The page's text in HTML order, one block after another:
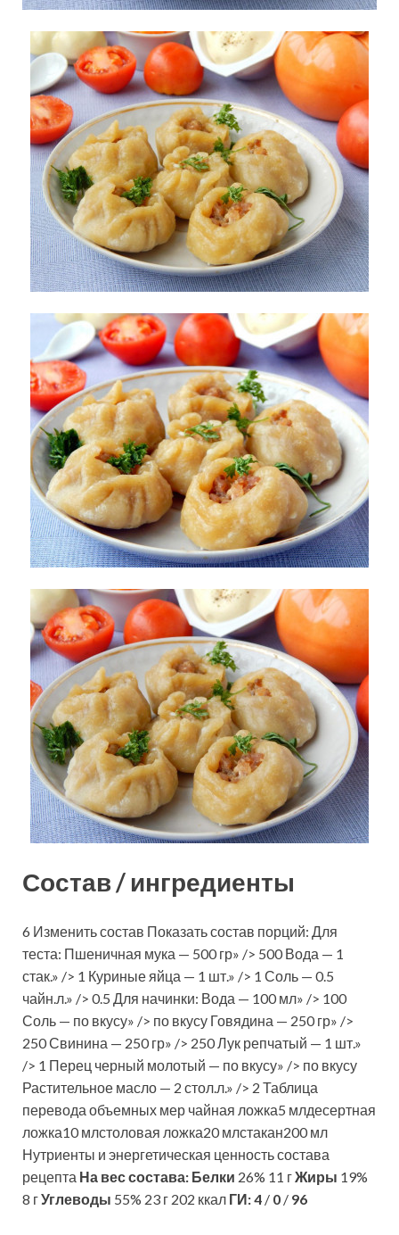
Состав / ингредиенты
6 Изменить состав Показать состав порций: Для
теста: Пшеничная мука — 500 гр» /> 500 Вода — 1
стак.» /> 1 Куриные яйца — 1 шт.» /> 1 Соль — 0.5
чайн.л.» /> 0.5 Для начинки: Вода — 100 мл» /> 100
Соль — по вкусу» /> по вкусу Говядина — 250 гр» />
250 Свинина — 250 гр» /> 250 Лук репчатый — 1 шт.»
/> 1 Перец черный молотый — по вкусу» /> по вкусу
Растительное масло — 2 стол.л.» /> 2 Таблица
перевода объемных мер чайная ложка5 млдесертная
ложка10 млстоловая ложка20 млстакан200 мл
Нутриенты и энергетическая ценность состава
рецепта На вес состава: Белки 26% 11 гЖиры 19%
8 гУглеводы 55% 23 г 202 ккал ГИ:4 / 0 / 96